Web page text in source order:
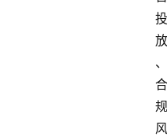
投
放
、
合
规
风